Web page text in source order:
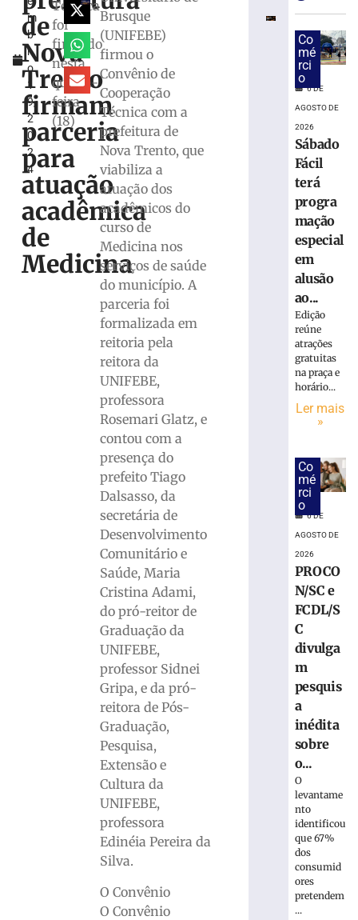
m
b
r
o
1
9,
2
0
2
4
de
Nova
Trento
firmam
parceria
para
atuação
acadêmica
de
Medicina
Técnica
foi
firmado
nesta
quarta-
feira
(18)
Brusque
(UNIFEBE)
firmou o
Convênio de
Cooperação
Técnica com a
prefeitura de
Nova Trento, que
viabiliza a
atuação dos
acadêmicos do
curso de
Medicina nos
serviços de saúde
do município. A
parceria foi
formalizada em
reitoria pela
reitora da
UNIFEBE,
professora
Rosemari Glatz, e
contou com a
presença do
prefeito Tiago
Dalsasso, da
secretária de
Desenvolvimento
Comunitário e
Saúde, Maria
Cristina Adami,
do pró-reitor de
Graduação da
UNIFEBE,
professor Sidnei
Gripa, e da pró-
reitora de Pós-
Graduação,
Pesquisa,
Extensão e
Cultura da
UNIFEBE,
professora
Edinéia Pereira da
Silva.
O Convênio
O Convênio
para
nova
turma
gratuita
com
início
agosto
agosto
mais
Colégio
Cônsul
abre
Processo
Bolsas
para
letivo
agosto
mais
Programa
intercâmbio
leva
estudantes
Brusque
para
experiência
Alemanha
Co
mé
rci
o
6 DE
AGOSTO DE
2026
Sábado
Fácil
terá
progra
mação
especial
em
alusão
ao...
Edição
reúne
atrações
gratuitas
na praça e
horário...
Ler mais
»
Co
mé
rci
o
6 DE
AGOSTO DE
2026
PROCO
N/SC e
FCDL/S
C
divulga
m
pesquis
a
inédita
sobre
o...
O
levantame
nto
identificou
que 67%
dos
consumid
ores
pretendem
...